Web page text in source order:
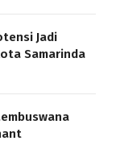
Jadi
Samarinda